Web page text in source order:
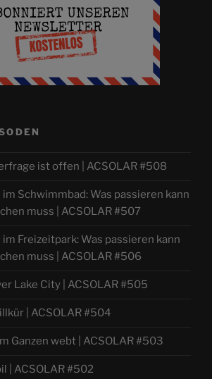
ist offen | ACSOLAR #508
Schwimmbad: Was passieren kann
muss | ACSOLAR #507
Freizeitpark: Was passieren kann
muss | ACSOLAR #506
Lake City | ACSOLAR #505
| ACSOLAR #504
Ganzen webt | ACSOLAR #503
| ACSOLAR #502